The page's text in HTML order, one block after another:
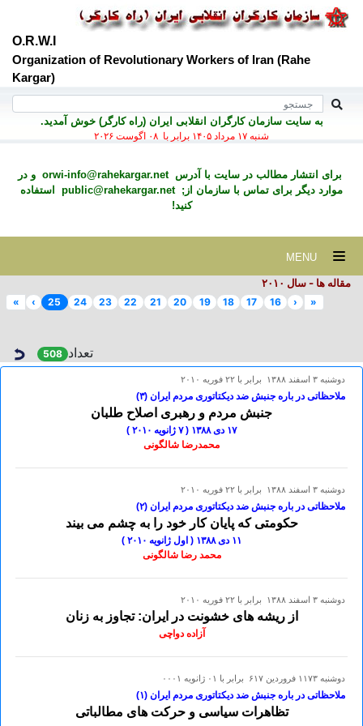
O.R.W.I
Organization of Revolutionary Workers of Iran (Rahe
Kargar)
به سايت سازمان کارگران انقلابی ايران (راه کارگر) خوش آمديد.
شنبه ۱۷ مرداد ۱۴۰۵ برابر با ۰۸ اگوست ۲۰۲۶
برای انتشار مطالب در سايت با آدرسorwi-info@rahekargar.net و در
موارد ديگر برای تماس با سازمان از;public@rahekargar.net
استفاده
کنید!
مقاله ها - سال ۲٠۱٠
«
‹
16
17
18
19
20
21
22
23
24
25
›
»
تعداد 508
دوشنبه ۳ اسفند ۱۳۸۸ برابر با ۲۲ فوريه ۲۰۱۰
ملاحظاتی در باره جنبش ضد دیکتاتوری مردم ایران (۳)
جنبش مردم و رهبری اصلاح طلبان
۱۷ دی ۱۳۸۸ ( ۷ ژانویه ۲٠۱٠ )
محمدرضا شالگونی
دوشنبه ۳ اسفند ۱۳۸۸ برابر با ۲۲ فوريه ۲۰۱۰
ملاحظاتی در باره جنبش ضد دیکتاتوری مردم ایران (۲)
حکومتی که پایان کار خود را به چشم می بیند
۱۱ دی ۱۳۸۸ ( اول ژانویه ۲٠۱٠ )
محمد رضا شالگونی
دوشنبه ۳ اسفند ۱۳۸۸ برابر با ۲۲ فوريه ۲۰۱۰
از ریشه های خشونت در ایران: تجاوز به زنان
آزاده دواچی
دوشنبه ۱۱۷۳ فروردين ۶۱۷ برابر با ۰۱ ژانويه ۰۰۰۱
ملاحظاتی در باره جنبش ضد دیکتاتوری مردم ایران (۱)
تظاهرات سیاسی و حرکت های مطالباتی